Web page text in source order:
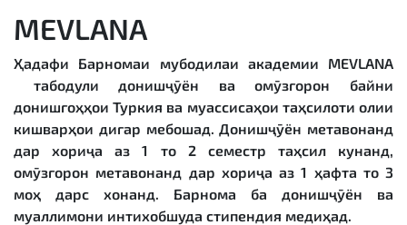
MEVLANA
Ҳадафи Барномаи мубодилаи академии MEVLANA
табодули донишҷӯён ва омӯзгорон байни
донишгоҳҳои Туркия ва муассисаҳои таҳсилоти олии
кишварҳои дигар мебошад. Донишҷӯён метавонанд
дар хориҷа аз 1 то 2 семестр таҳсил кунанд,
омӯзгорон метавонанд дар хориҷа аз 1 ҳафта то 3
моҳ дарс хонанд. Барнома ба донишҷӯён ва
муаллимони интихобшуда стипендия медиҳад.